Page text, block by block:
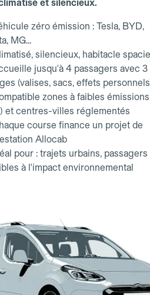
et silencieux.
zéro émission : Tesla, BYD,
MG...
silencieux, habitacle
jusqu'à 4 passagers avec 3
(valises, sacs, effets
zones à faibles émissions
et centres-villes réglementés
course finance un projet de
Allocab
pour : trajets urbains, passagers
à l'impact environnemental